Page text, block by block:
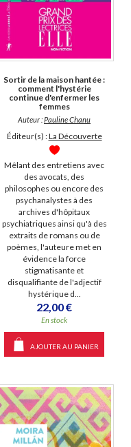
Sortir de la maison hantée :
comment l'hystérie
continue d'enfermer les
femmes
Auteur :Pauline Chanu
Éditeur(s) :La Découverte
Mêlant des entretiens avec
des avocats, des
philosophes ou encore des
psychanalystes à des
archives d'hôpitaux
psychiatriques ainsi qu'à des
extraits de romans ou de
poèmes, l'auteure met en
évidence la force
stigmatisante et
disqualifiante de l'adjectif
hystérique d...
22,00 €
En stock
AJOUTER AU PANIER